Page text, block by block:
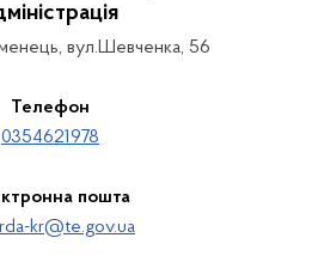
вул.Шевченка, 56
Телефон
0354621978
пошта
kr@te.gov.ua